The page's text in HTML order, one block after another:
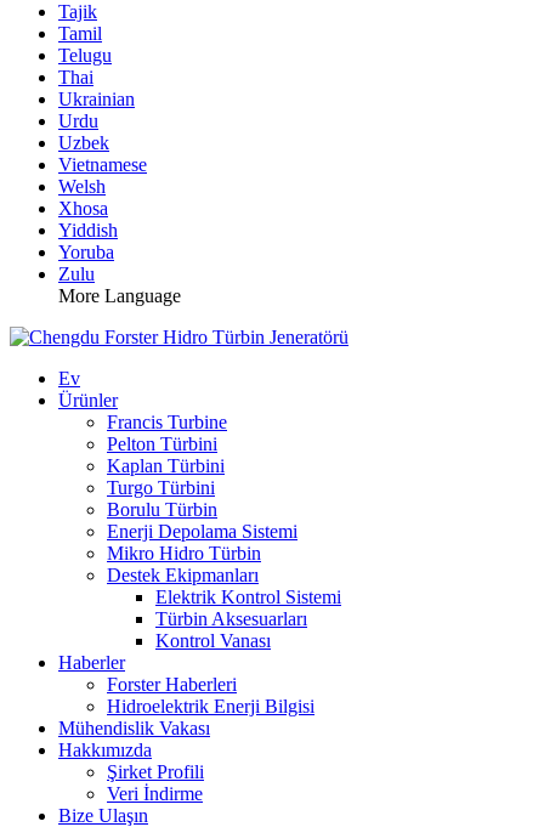
Tajik
Tamil
Telugu
Thai
Ukrainian
Urdu
Uzbek
Vietnamese
Welsh
Xhosa
Yiddish
Yoruba
Zulu
More Language
Ev
Ürünler
Francis Turbine
Pelton Türbini
Kaplan Türbini
Turgo Türbini
Borulu Türbin
Enerji Depolama Sistemi
Mikro Hidro Türbin
Destek Ekipmanları
Elektrik Kontrol Sistemi
Türbin Aksesuarları
Kontrol Vanası
Haberler
Forster Haberleri
Hidroelektrik Enerji Bilgisi
Mühendislik Vakası
Hakkımızda
Şirket Profili
Veri İndirme
Bize Ulaşın